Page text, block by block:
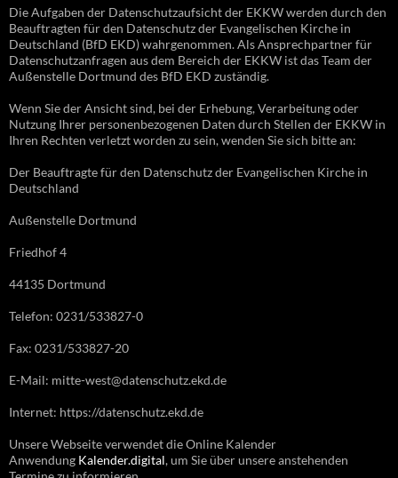
Die Aufgaben der Datenschutzaufsicht der EKKW werden durch den
Beauftragten für den Datenschutz der Evangelischen Kirche in
Deutschland (BfD EKD) wahrgenommen. Als Ansprechpartner für
Datenschutzanfragen aus dem Bereich der EKKW ist das Team der
Außenstelle Dortmund des BfD EKD zuständig.
Wenn Sie der Ansicht sind, bei der Erhebung, Verarbeitung oder
Nutzung Ihrer personenbezogenen Daten durch Stellen der EKKW in
Ihren Rechten verletzt worden zu sein, wenden Sie sich bitte an:
Der Beauftragte für den Datenschutz der Evangelischen Kirche in
Deutschland
Außenstelle Dortmund
Friedhof 4
44135 Dortmund
Telefon: 0231/533827-0
Fax: 0231/533827-20
E-Mail: mitte-west@datenschutz.ekd.de
Internet: https://datenschutz.ekd.de
Unsere Webseite verwendet die Online Kalender
Anwendung Kalender.digital, um Sie über unsere anstehenden